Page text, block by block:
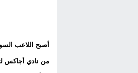
أصبح اللاعب
من نادي أجاكس